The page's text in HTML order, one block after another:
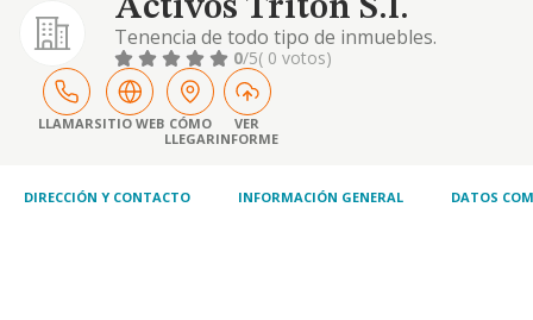
Activos Triton S.l.
Tenencia de todo tipo de inmuebles.
0/5( 0 votos)
LLAMARSITIO WEB CÓMO
LLEGAR
VER
INFORME
DIRECCIÓN Y CONTACTO INFORMACIÓN GENERAL DATOS